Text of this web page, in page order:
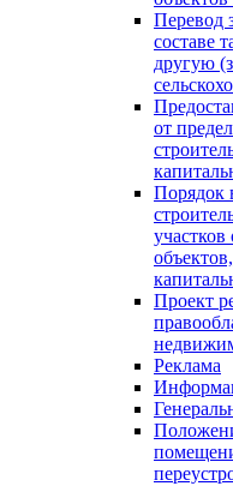
Перевод
составе
другую
от
Порядок
Проект
Реклама